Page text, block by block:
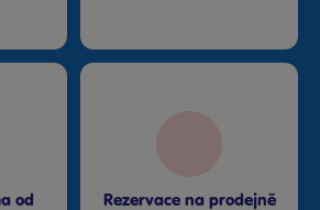
od
Rezervace na prodejně